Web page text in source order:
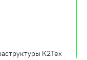
К2Тех